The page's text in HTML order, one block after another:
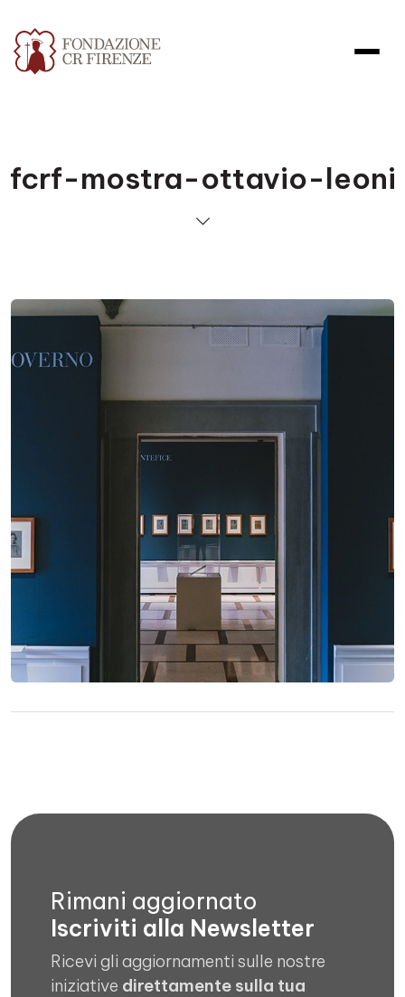
fcrf-mostra-ottavio-leoni
Rimani aggiornato
Iscriviti alla Newsletter
Ricevi gli aggiornamenti sulle nostre
iniziative direttamente sulla tua